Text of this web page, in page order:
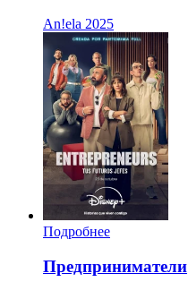
An!ela 2025
Подробнее
Предприниматели